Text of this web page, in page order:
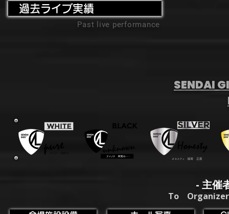
過去ライブ実績
Past live performance
SENDAI
- 主催
To